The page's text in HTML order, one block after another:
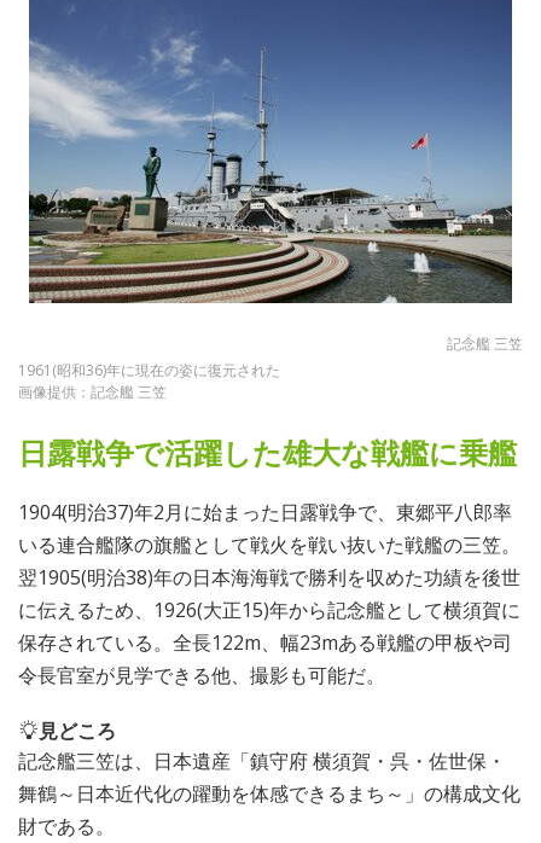
記念艦 三笠
1961(昭和36)年に現在の姿に復元された
画像提供：記念艦 三笠
日露戦争で活躍した雄大な戦艦に乗艦
1904(明治37)年2月に始まった日露戦争で、東郷平八郎率
いる連合艦隊の旗艦として戦火を戦い抜いた戦艦の三笠。
翌1905(明治38)年の日本海海戦で勝利を収めた功績を後世
に伝えるため、1926(大正15)年から記念艦として横須賀に
保存されている。全長122m、幅23mある戦艦の甲板や司
令長官室が見学できる他、撮影も可能だ。
見どころ
記念艦三笠は、日本遺産「鎮守府 横須賀・呉・佐世保・
舞鶴～日本近代化の躍動を体感できるまち～」の構成文化
財である。